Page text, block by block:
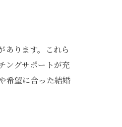
あります。これら
ングサポートが充
希望に合った結婚